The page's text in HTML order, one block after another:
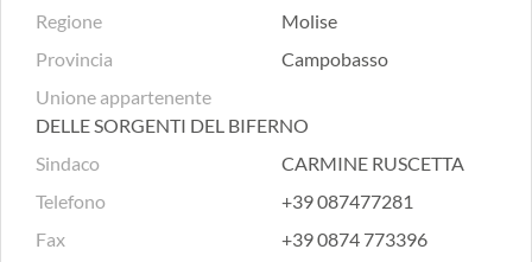
Regione
Molise
Provincia
Campobasso
Unione appartenente
DELLE SORGENTI DEL BIFERNO
Sindaco
CARMINE RUSCETTA
Telefono
+39 087477281
Fax
+39 0874 773396